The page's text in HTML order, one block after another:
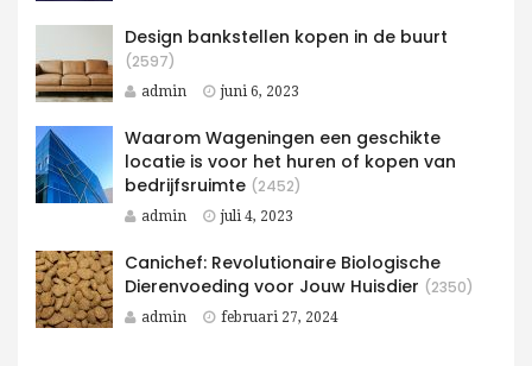
Design bankstellen kopen in de buurt
(2597)
admin juni 6, 2023
Waarom Wageningen een geschikte
locatie is voor het huren of kopen van
bedrijfsruimte (2452)
admin juli 4, 2023
Canichef: Revolutionaire Biologische
Dierenvoeding voor Jouw Huisdier (2350)
admin februari 27, 2024